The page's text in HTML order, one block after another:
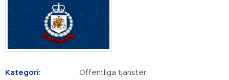
Kategori: Offentliga tjänster